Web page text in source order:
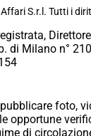
S.r.l. Tutti i
di Milano n°
foto,
opportune
di